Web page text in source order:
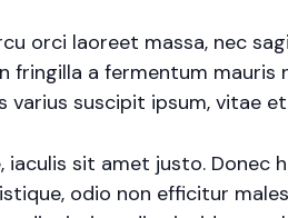
orci laoreet massa, nec
a fermentum mauris
suscipit ipsum, vitae
sit amet justo. Donec
odio non efficitur